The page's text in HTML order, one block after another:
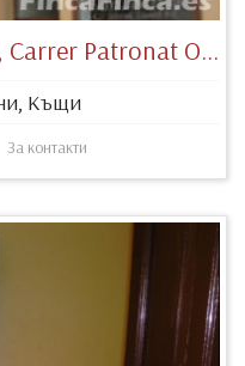
Продава къща в Палма, Carrer Patronat Obrer, 28, 07006 Palma, Illes Balears, España
Къщи
За контакти